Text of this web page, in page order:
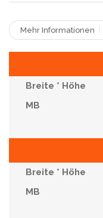
COVID-19
Mehr Informationen